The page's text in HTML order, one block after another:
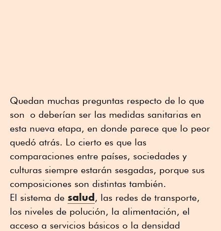
Quedan muchas preguntas respecto de lo que
son o deberían ser las medidas sanitarias en
esta nueva etapa, en donde parece que lo peor
quedó atrás. Lo cierto es que las
comparaciones entre países, sociedades y
culturas siempre estarán sesgadas, porque sus
composiciones son distintas también.
El sistema de salud, las redes de transporte,
los niveles de polución, la alimentación, el
acceso a servicios básicos o la densidad